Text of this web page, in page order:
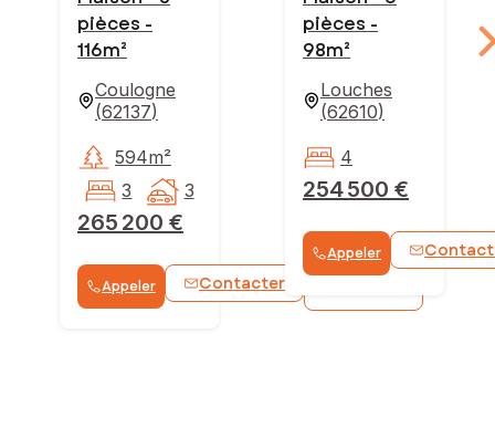
pièces -
116m²
Coulogne
(62137)
265 200 €
594m²
3
3
Appeler Contacter
pièces -
98m²
Louches
(62610)
254 500 €
4
Appeler